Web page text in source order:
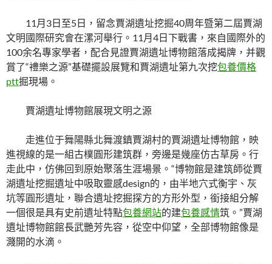
11月3日至5日，留念賈湖遺址挖掘40周年暨第二屆賈湖
文明國際研究會在漯河舉行。11月4日下戰書，來自國際外的
100余名專家學者，配合見證賈湖遺址博物館落成揭牌，并觀
賞了“禮樂之源”基礎擺設展覽和賈湖遺址第九次挖包養價格
ptt掘現場。
賈湖遺址博物館展現文明之源
走進位于舞陽縣北舞渡鎮賈湖村的賈湖遺址博物館，映
進視線的是一組古樸圓形建筑群，旁邊是幾座仿古草房。行
走此中，仿佛回到原始聚落生涯場景。“博物館是建筑師從賈
湖遺址挖掘遺址中吸取靈感design的，由半地穴式衡宇、灰
坑等圓形遺址，聯合遺址挖掘探方的方形外型，銜接組分解
一個很是具有史前遺址特點包養網站的建包養感情筑。”賈湖
遺址博物館館長武艷芳先容，從空中仰望，全部博物館像是
濺開的水滴。